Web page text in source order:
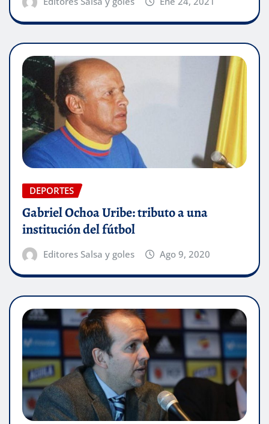
DEPORTES
Gabriel Ochoa Uribe: tributo a una
institución del fútbol
Editores Salsa y goles Ago 9, 2020